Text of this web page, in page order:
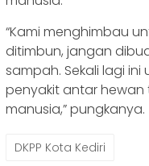
“Kami menghimbau
ditimbun, jangan
sampah. Sekali lagi
penyakit antar
manusia,” pungkanya.
DKPP Kota Kediri